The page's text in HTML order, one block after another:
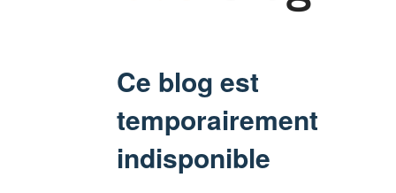
Ce blog est
temporairement
indisponible